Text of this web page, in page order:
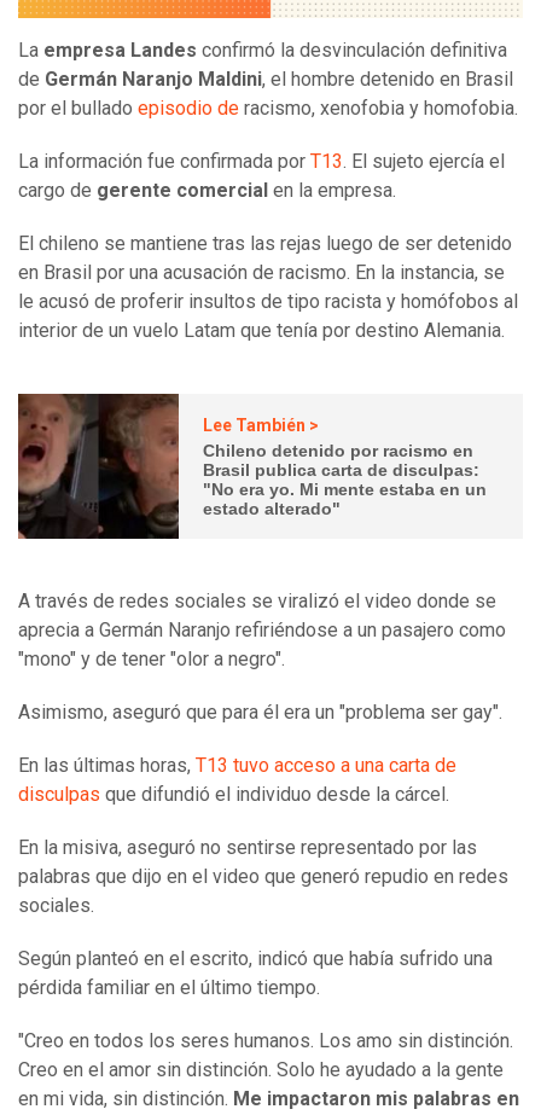
La empresa Landes confirmó la desvinculación definitiva
de Germán Naranjo Maldini, el hombre detenido en Brasil
por el bullado episodio de racismo, xenofobia y homofobia.
La información fue confirmada por T13. El sujeto ejercía el
cargo de gerente comercial en la empresa.
El chileno se mantiene tras las rejas luego de ser detenido
en Brasil por una acusación de racismo. En la instancia, se
le acusó de proferir insultos de tipo racista y homófobos al
interior de un vuelo Latam que tenía por destino Alemania.
Lee También >
Chileno detenido por racismo en
Brasil publica carta de disculpas:
"No era yo. Mi mente estaba en un
estado alterado"
A través de redes sociales se viralizó el video donde se
aprecia a Germán Naranjo refiriéndose a un pasajero como
"mono" y de tener "olor a negro".
Asimismo, aseguró que para él era un "problema ser gay".
En las últimas horas, T13 tuvo acceso a una carta de
disculpas que difundió el individuo desde la cárcel.
En la misiva, aseguró no sentirse representado por las
palabras que dijo en el video que generó repudio en redes
sociales.
Según planteó en el escrito, indicó que había sufrido una
pérdida familiar en el último tiempo.
"Creo en todos los seres humanos. Los amo sin distinción.
Creo en el amor sin distinción. Solo he ayudado a la gente
en mi vida, sin distinción. Me impactaron mis palabras en